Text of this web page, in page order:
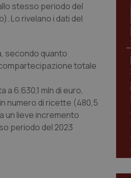
stesso periodo del
Lo rivelano i dati del
secondo quanto
compartecipazione totale
6.630,1 mln di euro,
numero di ricette (480,5
un lieve incremento
periodo del 2023